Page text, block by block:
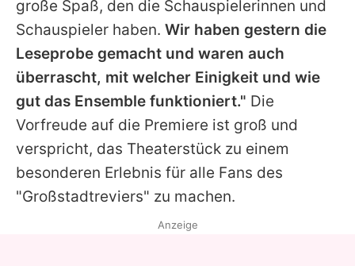
große Spaß, den die Schauspielerinnen und
Schauspieler haben. Wir haben gestern die
Leseprobe gemacht und waren auch
überrascht, mit welcher Einigkeit und wie
gut das Ensemble funktioniert." Die
Vorfreude auf die Premiere ist groß und
verspricht, das Theaterstück zu einem
besonderen Erlebnis für alle Fans des
"Großstadtreviers" zu machen.
Anzeige